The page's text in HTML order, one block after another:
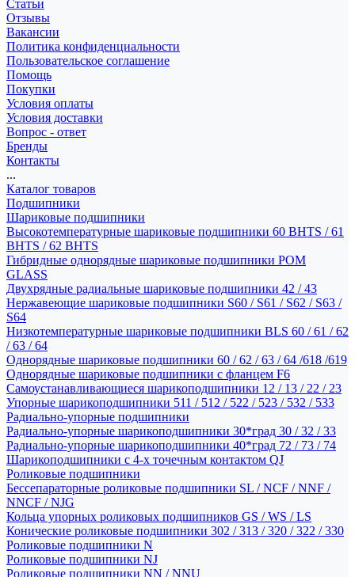
Статьи
Отзывы
Вакансии
Политика конфиденциальности
Пользовательское соглашение
Помощь
Покупки
Условия оплаты
Условия доставки
Вопрос - ответ
Бренды
Контакты
...
Каталог товаров
Подшипники
Шариковые подшипники
Высокотемпературные шариковые подшипники 60 BHTS / 61
BHTS / 62 BHTS
Гибридные однорядные шариковые подшипники POM
GLASS
Двухрядные радиальные шариковые подшипники 42 / 43
Нержавеющие шариковые подшипники S60 / S61 / S62 / S63 /
S64
Низкотемпературные шариковые подшипники BLS 60 / 61 / 62
/ 63 / 64
Однорядные шариковые подшипники 60 / 62 / 63 / 64 /618 /619
Однорядные шариковые подшипники с фланцем F6
Самоустанавливающиеся шарикоподшипники 12 / 13 / 22 / 23
Упорные шарикоподшипники 511 / 512 / 522 / 523 / 532 / 533
Радиально-упорные подшипники
Радиально-упорные шарикоподшипники 30*град 30 / 32 / 33
Радиально-упорные шарикоподшипники 40*град 72 / 73 / 74
Шарикоподшипники с 4-х точечным контактом QJ
Роликовые подшипники
Бессепараторные роликовые подшипники SL / NCF / NNF /
NNCF / NJG
Кольца упорных роликовых подшипников GS / WS / LS
Конические роликовые подшипники 302 / 313 / 320 / 322 / 330
Роликовые подшипники N
Роликовые подшипники NJ
Роликовые подшипники NN / NNU